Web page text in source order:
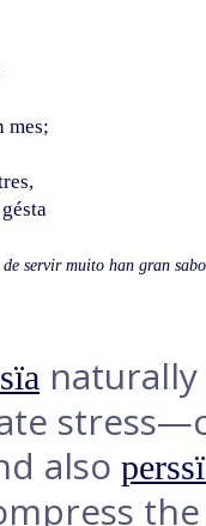
mes;
de servir muito han gran
also